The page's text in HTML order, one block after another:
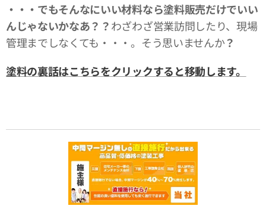
・・・でもそんなにいい材料なら塗料販売だけでいい
んじゃないかなあ？？わざわざ営業訪問したり、現場
管理までしなくても・・・。そう思いませんか？
塗料の裏話はこちらをクリックすると移動します。